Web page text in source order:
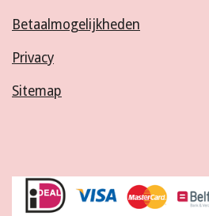
Betaalmogelijkheden
Privacy
Sitemap